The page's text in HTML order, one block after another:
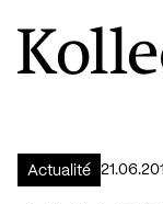
Aller à la page
Logo Kollectif
Actualité